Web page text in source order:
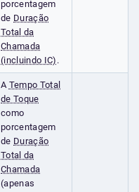
porcentagem
de Duração
Total da
Chamada
(incluindo IC) .
A Tempo Total
de Toque
como
porcentagem
de Duração
Total da
Chamada
(apenas